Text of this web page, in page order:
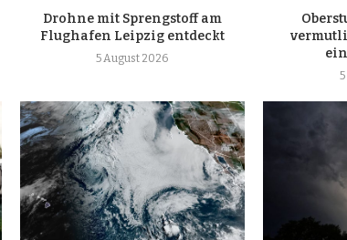
Drohne mit Sprengstoff am
Flughafen Leipzig entdeckt
5 August 2026